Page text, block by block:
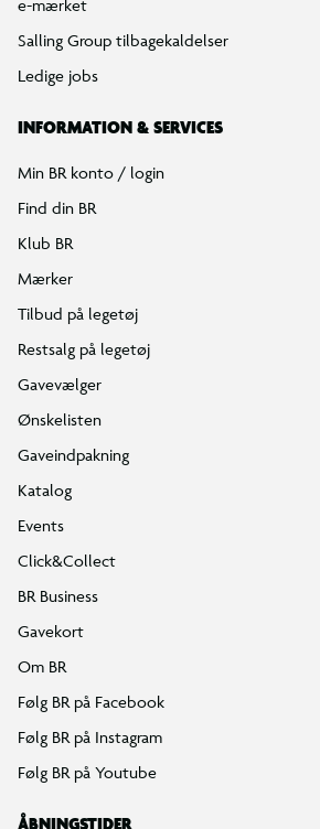
e-mærket
Salling Group tilbagekaldelser
Ledige jobs
INFORMATION & SERVICES
Min BR konto / login
Find din BR
Klub BR
Mærker
Tilbud på legetøj
Restsalg på legetøj
Gavevælger
Ønskelisten
Gaveindpakning
Katalog
Events
Click&Collect
BR Business
Gavekort
Om BR
Følg BR på Facebook
Følg BR på Instagram
Følg BR på Youtube